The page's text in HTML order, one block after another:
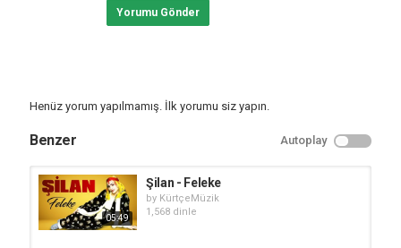
Yorumu Gönder
Henüz yorum yapılmamış. İlk yorumu siz yapın.
Benzer Autoplay
05:49
Şilan - Feleke
by KürtçeMüzik
1,568 dinle